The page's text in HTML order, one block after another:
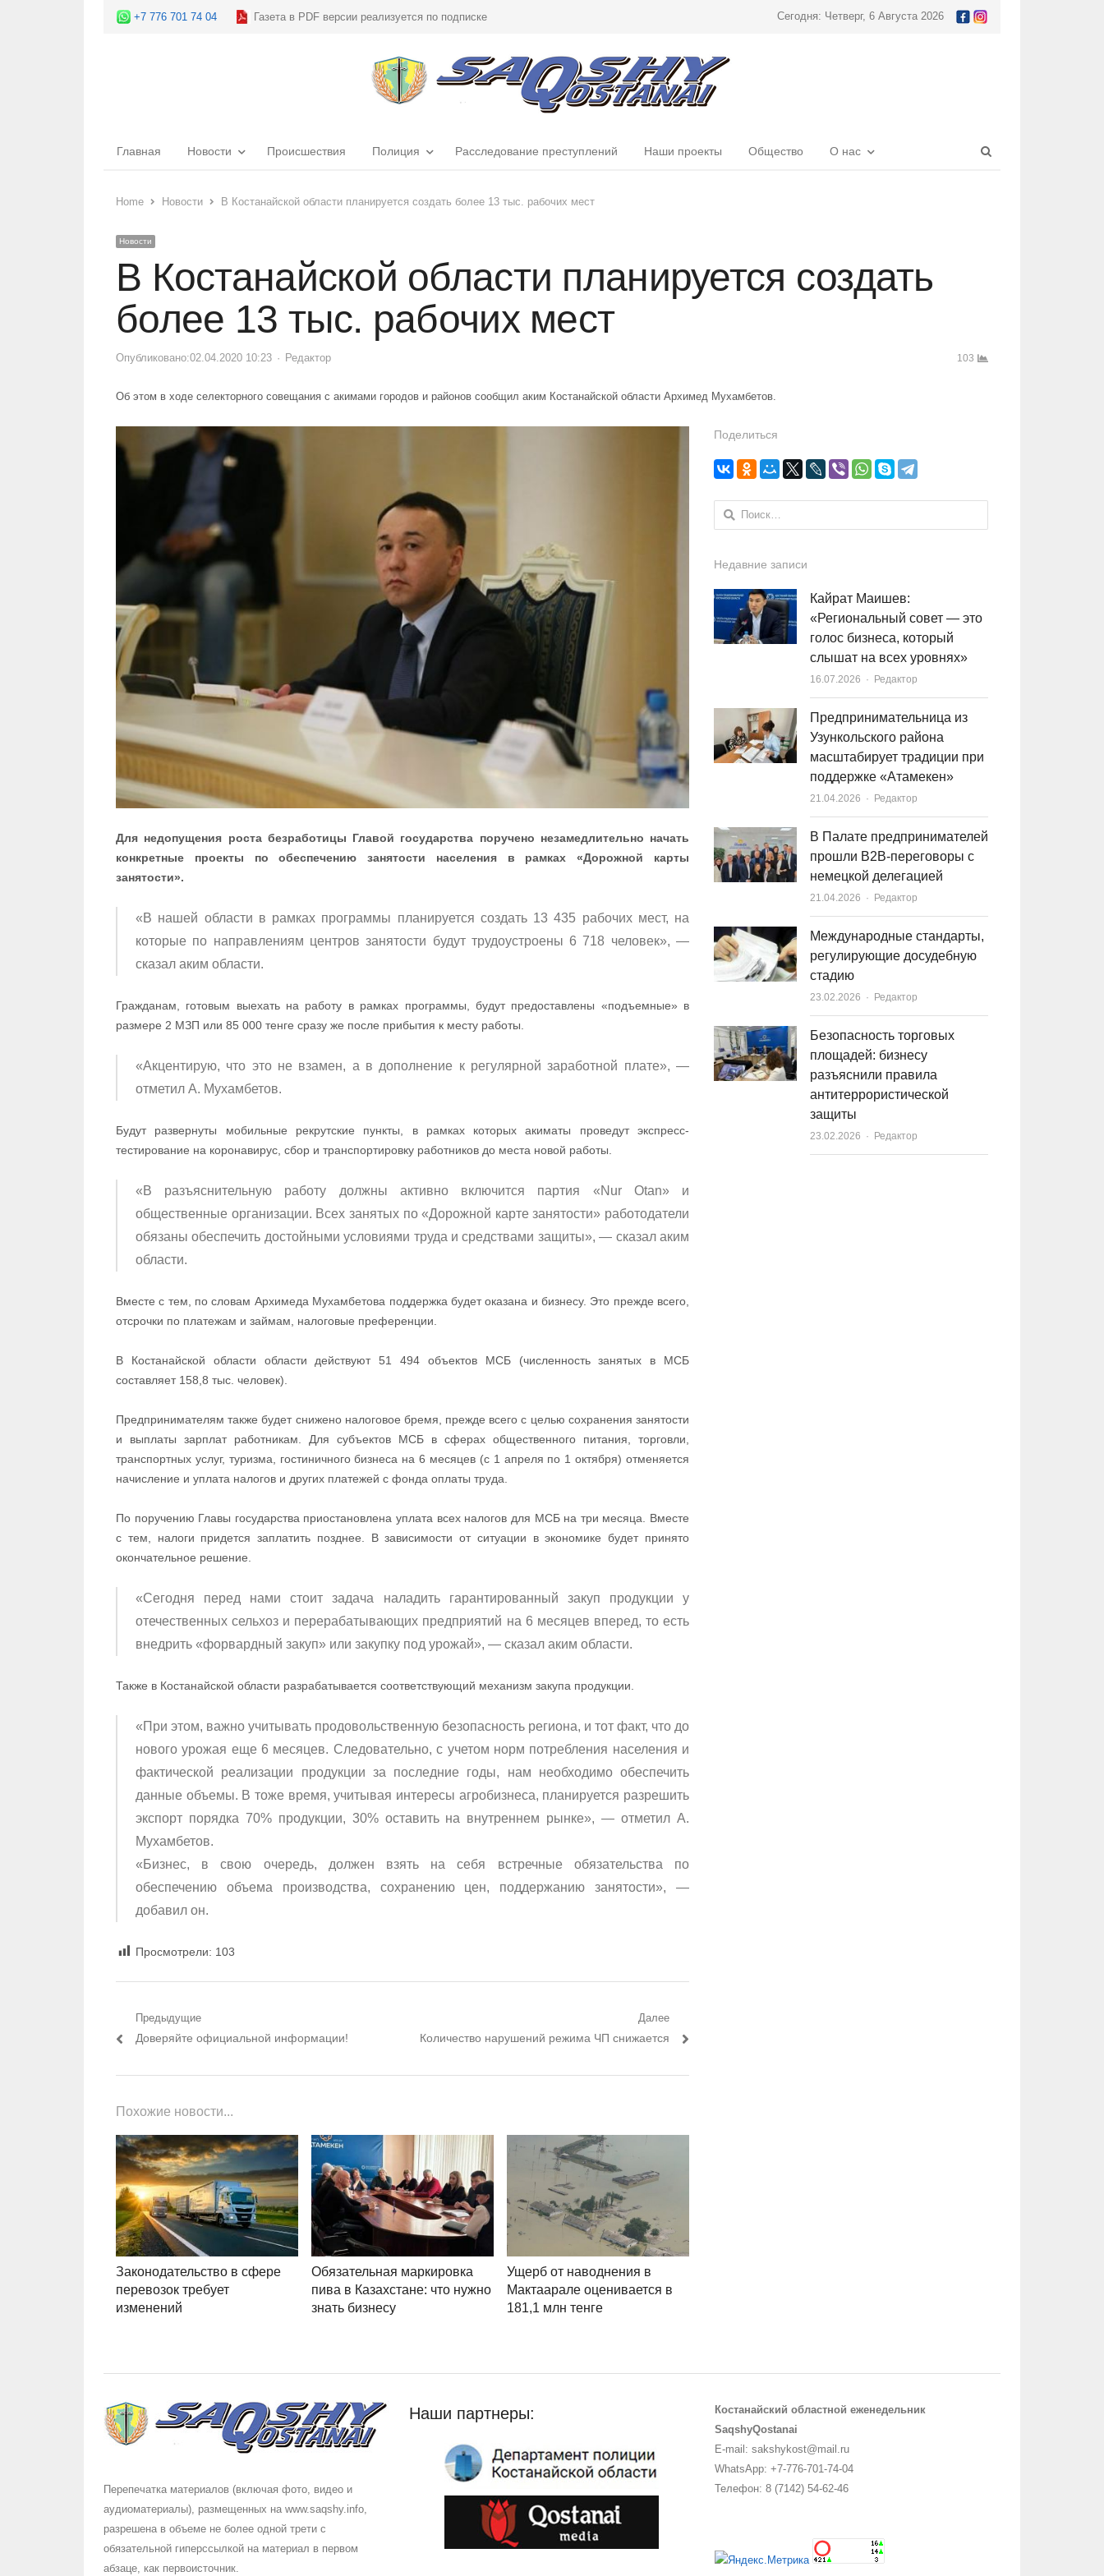
+7 776 701 74 04 Газета в PDF версии реализуется по подписке Сегодня: Четверг, 6 Августа 2026
Главная Новости Происшествия Полиция Расследование преступлений Наши проекты Общество О нас
Home
Новости В Костанайской области планируется создать более 13 тыс. рабочих мест
Новости
В Костанайской области планируется создать
более 13 тыс. рабочих мест
Опубликовано:02.04.2020 10:23 Author
Редактор 103
Об этом в ходе селекторного совещания с акимами городов и районов сообщил аким Костанайской области Архимед Мухамбетов.
Для недопущения роста безработицы Главой государства поручено незамедлительно начать
конкретные проекты по обеспечению занятости населения в рамках «Дорожной карты
занятости».
«В нашей области в рамках программы планируется создать 13 435 рабочих мест, на
которые по направлениям центров занятости будут трудоустроены 6 718 человек», —
сказал аким области.
Гражданам, готовым выехать на работу в рамках программы, будут предоставлены «подъемные» в
размере 2 МЗП или 85 000 тенге сразу же после прибытия к месту работы.
«Акцентирую, что это не взамен, а в дополнение к регулярной заработной плате», —
отметил А. Мухамбетов.
Будут развернуты мобильные рекрутские пункты, в рамках которых акиматы проведут экспресс-
тестирование на коронавирус, сбор и транспортировку работников до места новой работы.
«В разъяснительную работу должны активно включится партия «Nur Otan» и
общественные организации. Всех занятых по «Дорожной карте занятости» работодатели
обязаны обеспечить достойными условиями труда и средствами защиты», — сказал аким
области.
Вместе с тем, по словам Архимеда Мухамбетова поддержка будет оказана и бизнесу. Это прежде всего,
отсрочки по платежам и займам, налоговые преференции.
В Костанайской области области действуют 51 494 объектов МСБ (численность занятых в МСБ
составляет 158,8 тыс. человек).
Предпринимателям также будет снижено налоговое бремя, прежде всего с целью сохранения занятости
и выплаты зарплат работникам. Для субъектов МСБ в сферах общественного питания, торговли,
транспортных услуг, туризма, гостиничного бизнеса на 6 месяцев (с 1 апреля по 1 октября) отменяется
начисление и уплата налогов и других платежей с фонда оплаты труда.
По поручению Главы государства приостановлена уплата всех налогов для МСБ на три месяца. Вместе
с тем, налоги придется заплатить позднее. В зависимости от ситуации в экономике будет принято
окончательное решение.
«Сегодня перед нами стоит задача наладить гарантированный закуп продукции у
отечественных сельхоз и перерабатывающих предприятий на 6 месяцев вперед, то есть
внедрить «форвардный закуп» или закупку под урожай», — сказал аким области.
Также в Костанайской области разрабатывается соответствующий механизм закупа продукции.
«При этом, важно учитывать продовольственную безопасность региона, и тот факт, что до
нового урожая еще 6 месяцев. Следовательно, с учетом норм потребления населения и
фактической реализации продукции за последние годы, нам необходимо обеспечить
данные объемы. В тоже время, учитывая интересы агробизнеса, планируется разрешить
экспорт порядка 70% продукции, 30% оставить на внутреннем рынке», — отметил А.
Мухамбетов.
«Бизнес, в свою очередь, должен взять на себя встречные обязательства по
обеспечению объема производства, сохранению цен, поддержанию занятости», —
добавил он.
Просмотрели: 103
Навигация по записям
Предыдущие
Предыдущий пост:
Доверяйте официальной информации!
Далее
Следующий пост:
Количество нарушений режима ЧП снижается
Похожие новости...
Законодательство в сфере
перевозок требует
изменений
Обязательная маркировка
пива в Казахстане: что нужно
знать бизнесу
Ущерб от наводнения в
Мактаарале оценивается в
181,1 млн тенге
Поделиться
Найти:
Недавние записи
Кайрат Маишев:
«Региональный совет — это
голос бизнеса, который
слышат на всех уровнях»
16.07.2026 Author
Редактор
Предпринимательница из
Узункольского района
масштабирует традиции при
поддержке «Атамекен»
21.04.2026 Author
Редактор
В Палате предпринимателей
прошли B2B-переговоры с
немецкой делегацией
21.04.2026 Author
Редактор
Международные стандарты,
регулирующие досудебную
стадию
23.02.2026 Author
Редактор
Безопасность торговых
площадей: бизнесу
разъяснили правила
антитеррористической
защиты
23.02.2026 Author
Редактор
Перепечатка материалов (включая фото, видео и
аудиоматериалы), размещенных на www.saqshy.info,
разрешена в объеме не более одной трети с
обязательной гиперссылкой на материал в первом
абзаце, как первоисточник.
Наши партнеры:
Костанайский областной еженедельник
SaqshyQostanai
E-mail: sakshykost@mail.ru
WhatsApp: +7-776-701-74-04
Телефон: 8 (7142) 54-62-46